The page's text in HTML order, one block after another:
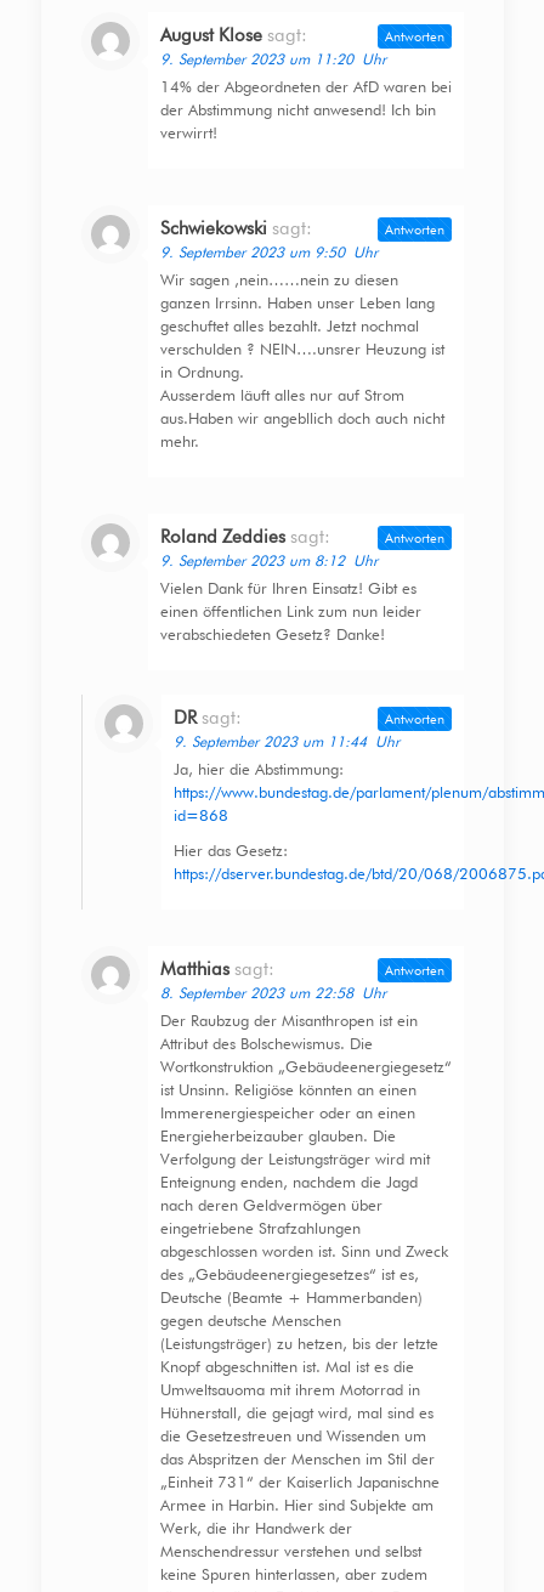
August Klose sagt:
9. September 2023 um 11:20 Uhr
14% der Abgeordneten der AfD waren bei
der Abstimmung nicht anwesend! Ich bin
verwirrt!
Antworten
Schwiekowski sagt:
9. September 2023 um 9:50 Uhr
Wir sagen ,nein……nein zu diesen
ganzen Irrsinn. Haben unser Leben lang
geschuftet alles bezahlt. Jetzt nochmal
verschulden ? NEIN….unsrer Heuzung ist
in Ordnung.
Ausserdem läuft alles nur auf Strom
aus.Haben wir angebllich doch auch nicht
mehr.
Antworten
Roland Zeddies sagt:
9. September 2023 um 8:12 Uhr
Vielen Dank für Ihren Einsatz! Gibt es
einen öffentlichen Link zum nun leider
verabschiedeten Gesetz? Danke!
Antworten
DR sagt:
9. September 2023 um 11:44 Uhr
Ja, hier die Abstimmung:
https://www.bundestag.de/parlament/plenum/
id=868
Hier das Gesetz:
https://dserver.bundestag.de/btd/20/068/
Antworten
Matthias sagt:
8. September 2023 um 22:58 Uhr
Der Raubzug der Misanthropen ist ein
Attribut des Bolschewismus. Die
Wortkonstruktion „Gebäudeenergiegesetz“
ist Unsinn. Religiöse könnten an einen
Immerenergiespeicher oder an einen
Energieherbeizauber glauben. Die
Verfolgung der Leistungsträger wird mit
Enteignung enden, nachdem die Jagd
nach deren Geldvermögen über
eingetriebene Strafzahlungen
abgeschlossen worden ist. Sinn und Zweck
des „Gebäudeenergiegesetzes“ ist es,
Deutsche (Beamte + Hammerbanden)
gegen deutsche Menschen
(Leistungsträger) zu hetzen, bis der letzte
Knopf abgeschnitten ist. Mal ist es die
Umweltsauoma mit ihrem Motorrad in
Hühnerstall, die gejagt wird, mal sind es
die Gesetzestreuen und Wissenden um
das Abspritzen der Menschen im Stil der
„Einheit 731“ der Kaiserlich Japanischne
Armee in Harbin. Hier sind Subjekte am
Werk, die ihr Handwerk der
Menschendressur verstehen und selbst
keine Spuren hinterlassen, aber zudem
Antworten